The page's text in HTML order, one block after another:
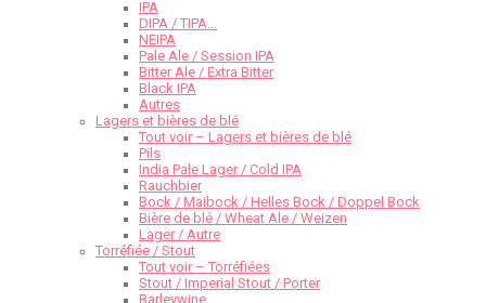
IPA
DIPA / TIPA…
NEIPA
Pale Ale / Session IPA
Bitter Ale / Extra Bitter
Black IPA
Autres
Lagers et bières de blé
Tout voir – Lagers et bières de blé
Pils
India Pale Lager / Cold IPA
Rauchbier
Bock / Maibock / Helles Bock / Doppel Bock
Bière de blé / Wheat Ale / Weizen
Lager / Autre
Torréfiée / Stout
Tout voir – Torréfiées
Stout / Imperial Stout / Porter
Barleywine